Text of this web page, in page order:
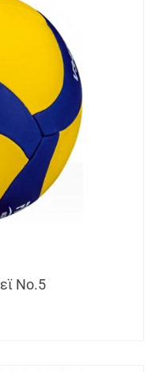
Νο.5